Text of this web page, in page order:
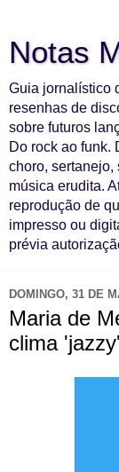
Notas
Guia jornalístico
resenhas de
sobre futuros
Do rock ao funk.
choro, sertanejo,
música erudita.
reprodução de
impresso ou
prévia
DOMINGO, 31 DE
Maria de
clima